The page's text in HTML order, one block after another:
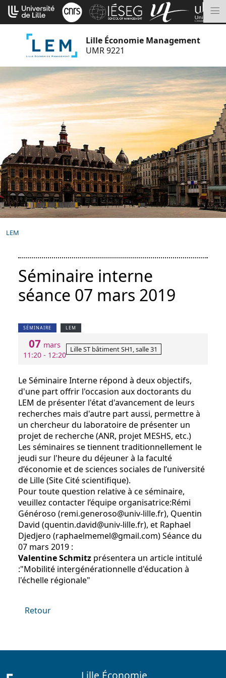
Aller
au
contenu
Lille Économie Management
UMR 9221
LEM
Séminaire interne
séance 07 mars 2019
SÉMINAIRE LEM
07 mars
11:20 - 12:20
Lille ST bâtiment SH1, salle 31
Le Séminaire Interne répond à deux objectifs,
d'une part offrir l'occasion aux doctorants du
LEM de présenter l'état d'avancement de leurs
recherches mais d'autre part aussi, permettre à
un chercheur du laboratoire de présenter un
projet de recherche (ANR, projet MESHS, etc.)
Les séminaires se tiennent traditionnellement le
jeudi sur l'heure du déjeuner à la faculté
d’économie et de sciences sociales de l’université
de Lille (Site Cité scientifique).
Pour toute question relative à ce séminaire,
veuillez contacter l’équipe organisatrice:Rémi
Généroso (remi.generoso@univ-lille.fr), Quentin
David (quentin.david@univ-lille.fr), et Raphael
Djedjero (raphaelmemel@gmail.com) Séance du
07 mars 2019 :
Valentine Schmitz présentera un article intitulé
:"Mobilité intergénérationnelle d'éducation à
l'échelle régionale"
Retour
Lille Économie
Cookies management panel